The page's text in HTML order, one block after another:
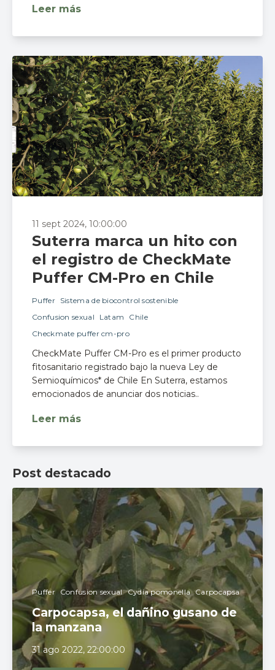
Leer más
11 sept 2024, 10:00:00
Suterra marca un hito con
el registro de CheckMate
Puffer CM-Pro en Chile
Puffer
Sistema de biocontrol sostenible
Confusion sexual
Latam
Chile
Checkmate puffer cm-pro
CheckMate Puffer CM-Pro es el primer producto
fitosanitario registrado bajo la nueva Ley de
Semioquímicos* de Chile En Suterra, estamos
emocionados de anunciar dos noticias..
Leer más
Post destacado
Puffer Confusion sexual Cydia pomonella Carpocapsa
Carpocapsa, el dañino gusano de
la manzana
31 ago 2022, 22:00:00